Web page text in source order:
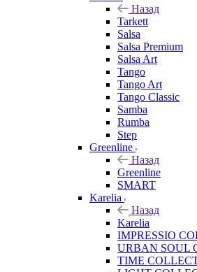
Назад
Tarkett
Salsa
Salsa Premium
Salsa Art
Tango
Tango Art
Tango Classic
Samba
Rumba
Step
Greenline
Назад
Greenline
SMART
Karelia
Назад
Karelia
IMPRESSIO
URBAN SOUL
TIME